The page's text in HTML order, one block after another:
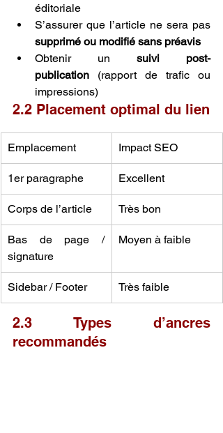
éditoriale
supprimé ou modifié sans préavis
Obtenir un suivi post-
publication (rapport de trafic ou
impressions)
2.2 Placement optimal du lien
Emplacement Impact SEO
1er paragraphe Excellent
Corps de l’article Très bon
Bas de page /
signature
Moyen à faible
Sidebar / Footer Très faible
2.3 Types d’ancres
recommandés